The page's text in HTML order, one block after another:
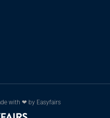
with ❤ by Easyfairs